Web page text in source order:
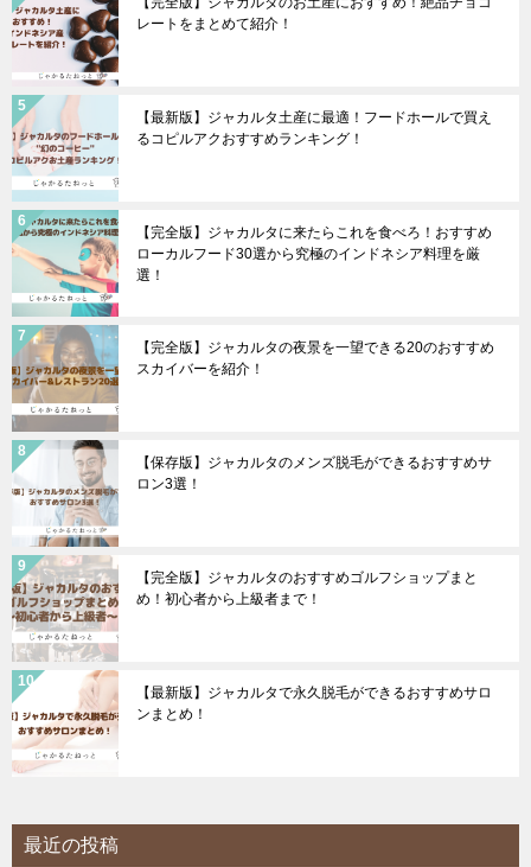
レートをまとめて紹介！
【最新版】ジャカルタ土産に最適！フードホールで買え
るコピルアクおすすめランキング！
【完全版】ジャカルタに来たらこれを食べろ！おすすめ
ローカルフード30選から究極のインドネシア料理を厳
選！
【完全版】ジャカルタの夜景を一望できる20のおすすめ
スカイバーを紹介！
【保存版】ジャカルタのメンズ脱毛ができるおすすめサ
ロン3選！
【完全版】ジャカルタのおすすめゴルフショップまと
め！初心者から上級者まで！
【最新版】ジャカルタで永久脱毛ができるおすすめサロ
ンまとめ！
最近の投稿